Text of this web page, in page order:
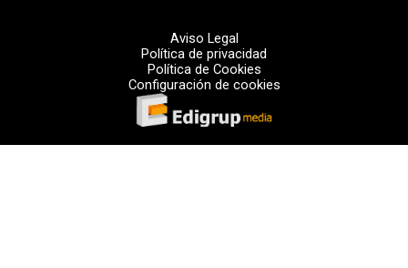
Aviso Legal
Política de privacidad
Política de Cookies
Configuración de cookies